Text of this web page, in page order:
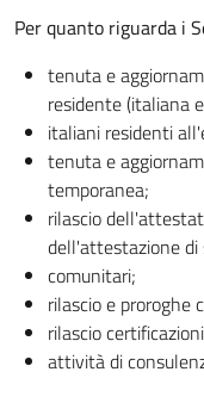
Per quanto riguarda i
tenuta e
residente (italiana
italiani residenti
tenuta e
temporanea;
rilascio
dell'attestazione di
comunitari;
rilascio e proroghe
rilascio
attività di